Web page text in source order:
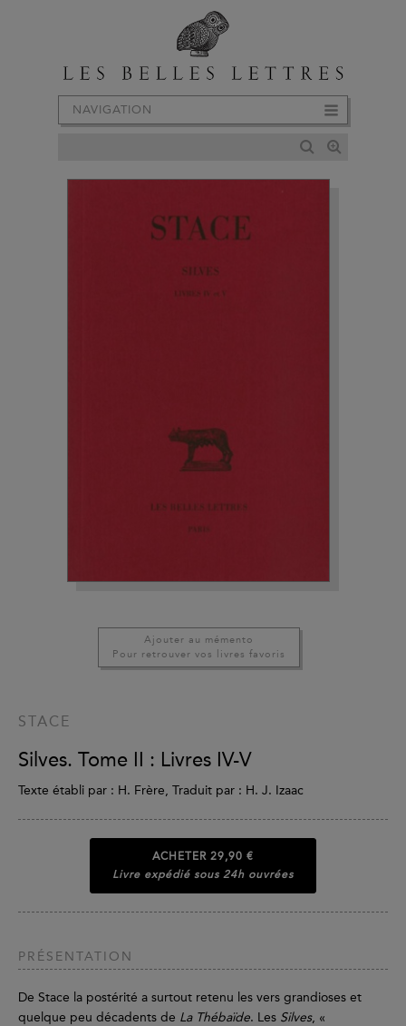
NAVIGATION
Ajouter au mémento
Pour retrouver vos livres favoris
STACE
Silves. Tome II : Livres IV-V
Texte établi par : H. Frère, Traduit par : H. J. Izaac
ACHETER 29,90 €
Livre expédié sous 24h ouvrées
PRÉSENTATION
De Stace la postérité a surtout retenu les vers grandioses et
quelque peu décadents de La Thébaïde. Les Silves, «